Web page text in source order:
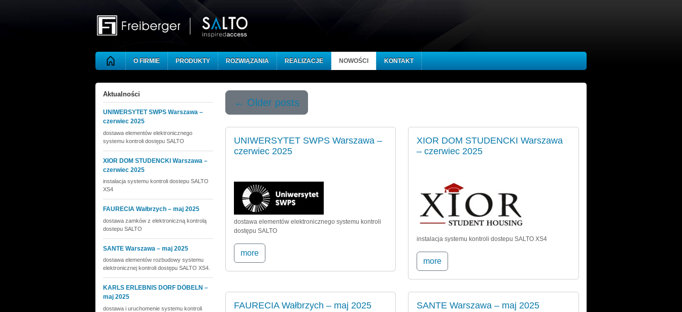
O FIRMIE PRODUKTY ROZWIĄZANIA REALIZACJE NOWOŚCI KONTAKT
← Older posts
UNIWERSYTET SWPS Warszawa –
czerwiec 2025
dostawa elementów elektronicznego systemu kontroli
dostępu SALTO
more
XIOR DOM STUDENCKI Warszawa
– czerwiec 2025
instalacja systemu kontroli dostepu SALTO XS4
more
FAURECIA Wałbrzych – maj 2025 SANTE Warszawa – maj 2025
Aktualności
UNIWERSYTET SWPS Warszawa –
czerwiec 2025
dostawa elementów elektronicznego
systemu kontroli dostępu SALTO
XIOR DOM STUDENCKI Warszawa –
czerwiec 2025
instalacja systemu kontroli dostepu SALTO
XS4
FAURECIA Wałbrzych – maj 2025
dostawa zamków z elektroniczną kontrolą
dostepu SALTO
SANTE Warszawa – maj 2025
dostawa elementów rozbudowy systemu
elektronicznej kontroli dostępu SALTO XS4.
KARLS ERLEBNIS DORF DÖBELN –
maj 2025
dostawa i uruchomenie systemu kontroli